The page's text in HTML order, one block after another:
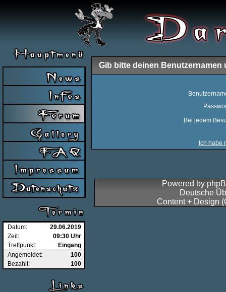
Datum:
29.06.2019
Zeit:
09:30 Uhr
Treffpunkt:
Eingang
Angemeldet:
100
Bezahlt:
100
Gib bitte deinen
Bei jedem
Ich habe
Powered by
Deutsche
Content + Design